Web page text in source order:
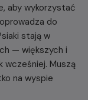
aby wykorzystać
do
stają w
— większych i
wcześniej. Muszą
na wyspie